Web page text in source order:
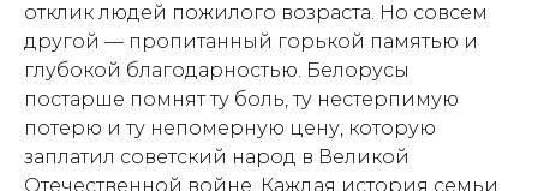
отклик людей пожилого возраста. Но совсем
другой — пропитанный горькой памятью и
глубокой благодарностью. Белорусы
постарше помнят ту боль, ту нестерпимую
потерю и ту непомерную цену, которую
заплатил советский народ в Великой
Отечественной войне. Каждая история семьи